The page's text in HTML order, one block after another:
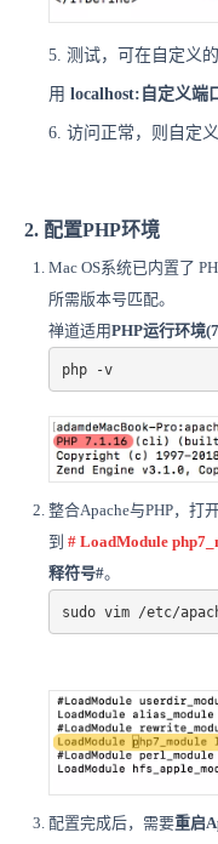
5. 测试，可在自定义
用 localhost: 自定义端
6. 访问 正常， 则自定
2. 配置PHP环境
Mac OS系统已内置了
所需版本号匹配。
禅道适用PHP运行环境
php -v
整合Apache与PHP，打
到 # LoadModule
释符号#。
sudo vim /etc/
配置完成后，需要重启